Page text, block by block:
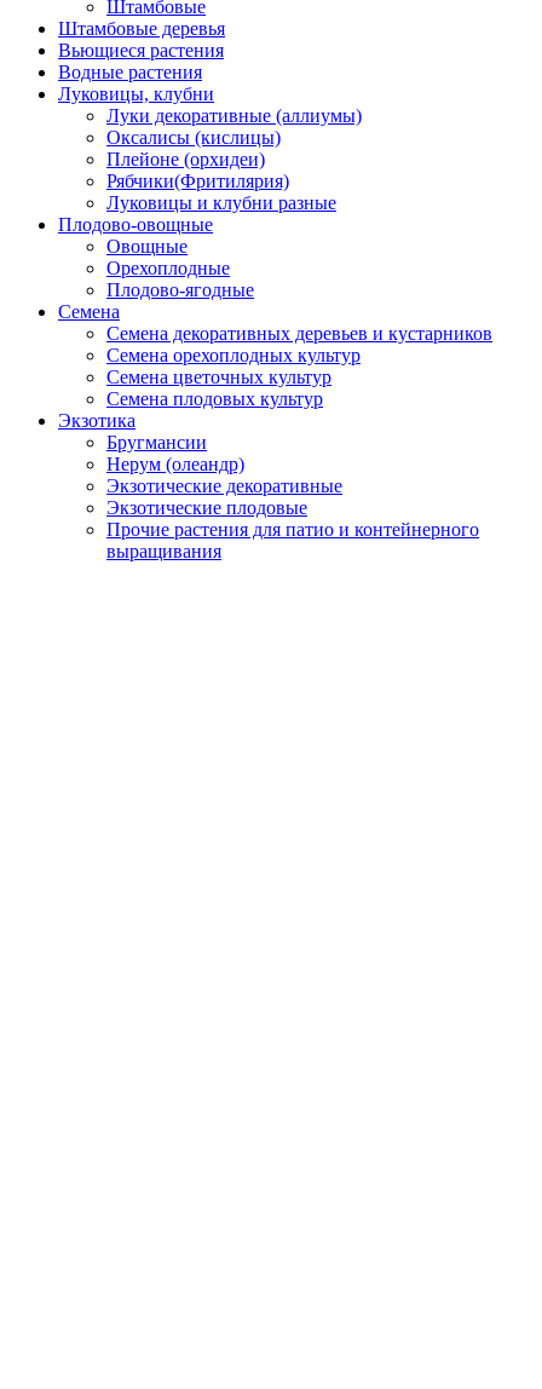
Штамбовые
Штамбовые деревья
Вьющиеся растения
Водные растения
Луковицы, клубни
Луки декоративные (аллиумы)
Оксалисы (кислицы)
Плейоне (орхидеи)
Рябчики(Фритилярия)
Луковицы и клубни разные
Плодово-овощные
Овощные
Орехоплодные
Плодово-ягодные
Семена
Семена декоративных деревьев и кустарников
Семена орехоплодных культур
Семена цветочных культур
Семена плодовых культур
Экзотика
Бругмансии
Нерум (олеандр)
Экзотические декоративные
Экзотические плодовые
Прочие растения для патио и контейнерного
выращивания